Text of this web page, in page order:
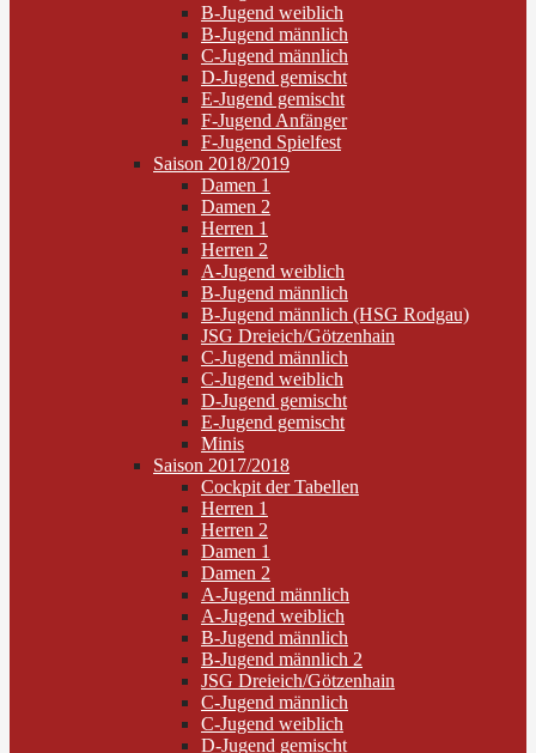
B-Jugend weiblich
B-Jugend männlich
C-Jugend männlich
D-Jugend gemischt
E-Jugend gemischt
F-Jugend Anfänger
F-Jugend Spielfest
Saison 2018/2019
Damen 1
Damen 2
Herren 1
Herren 2
A-Jugend weiblich
B-Jugend männlich
B-Jugend männlich (HSG Rodgau)
JSG Dreieich/Götzenhain
C-Jugend männlich
C-Jugend weiblich
D-Jugend gemischt
E-Jugend gemischt
Minis
Saison 2017/2018
Cockpit der Tabellen
Herren 1
Herren 2
Damen 1
Damen 2
A-Jugend männlich
A-Jugend weiblich
B-Jugend männlich
B-Jugend männlich 2
JSG Dreieich/Götzenhain
C-Jugend männlich
C-Jugend weiblich
D-Jugend gemischt